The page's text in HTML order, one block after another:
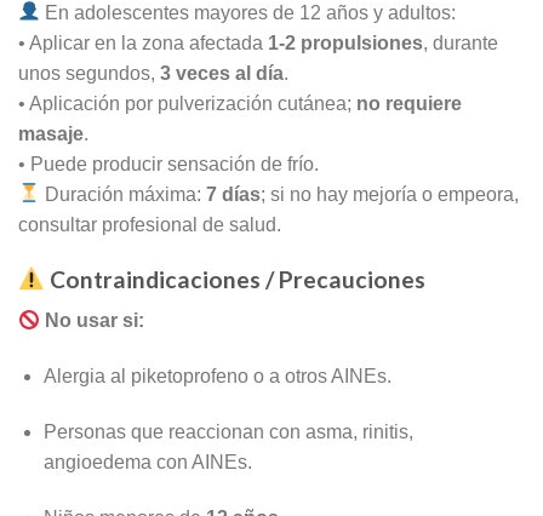
En adolescentes mayores de 12 años y adultos:
• Aplicar en la zona afectada 1-2 propulsiones, durante
unos segundos, 3 veces al día.
• Aplicación por pulverización cutánea; no requiere
masaje.
• Puede producir sensación de frío.
Duración máxima:7 días; si no hay mejoría o empeora,
consultar profesional de salud.
Contraindicaciones / Precauciones
No usar si:
Alergia al piketoprofeno o a otros AINEs.
Personas que reaccionan con asma, rinitis,
angioedema con AINEs.